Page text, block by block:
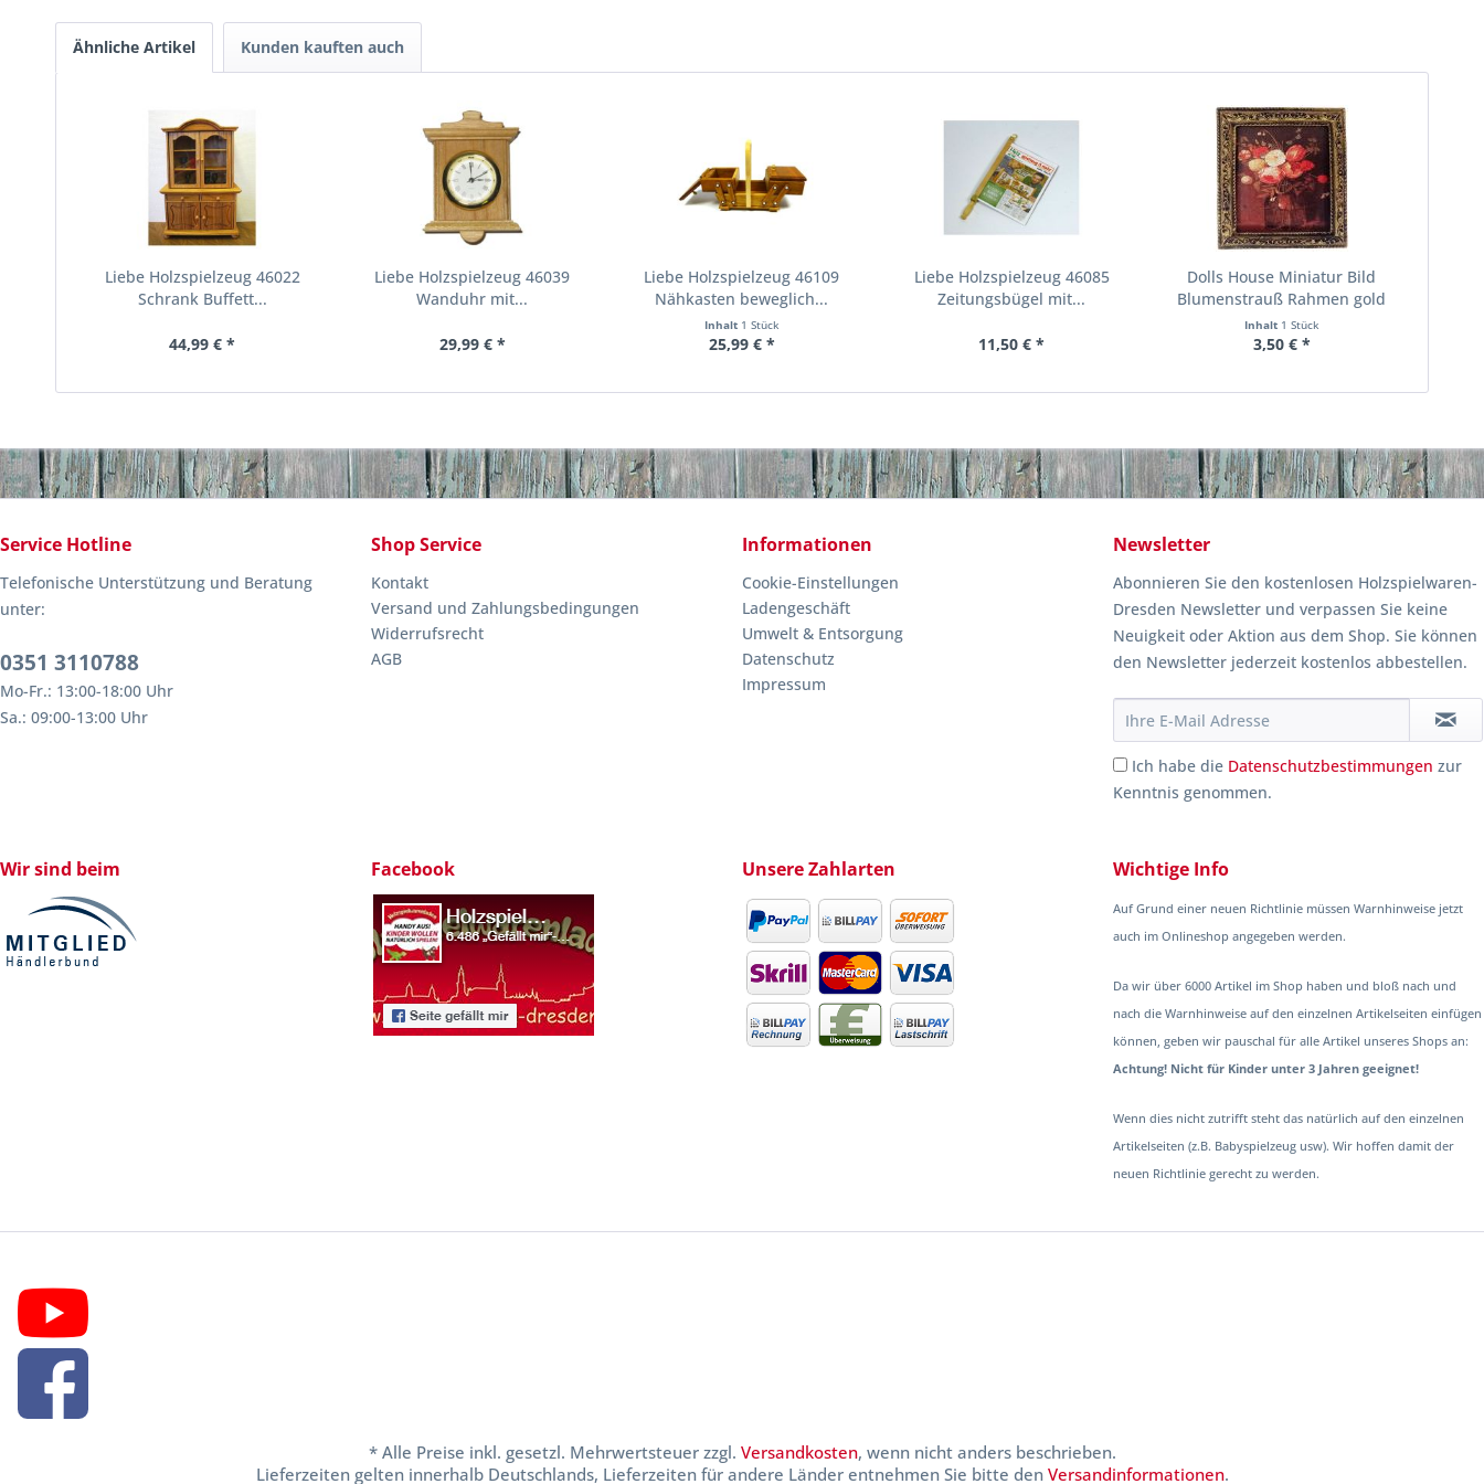
Ähnliche Artikel Kunden kauften auch
Liebe Holzspielzeug 46022
Schrank Buffett...
44,99 € *
Liebe Holzspielzeug 46039
Wanduhr mit...
29,99 € *
Liebe Holzspielzeug 46109
Nähkasten beweglich...
Inhalt 1 Stück
25,99 € *
Liebe Holzspielzeug 46085
Zeitungsbügel mit...
11,50 € *
Dolls House Miniatur Bild
Blumenstrauß Rahmen gold
Inhalt 1 Stück
3,50 € *
Service Hotline
Telefonische Unterstützung und Beratung
unter:
0351 3110788
Mo-Fr.: 13:00-18:00 Uhr
Sa.: 09:00-13:00 Uhr
Shop Service
Kontakt
Versand und Zahlungsbedingungen
Widerrufsrecht
AGB
Informationen
Cookie-Einstellungen
Ladengeschäft
Umwelt & Entsorgung
Datenschutz
Impressum
Newsletter
Abonnieren Sie den kostenlosen Holzspielwaren-
Dresden Newsletter und verpassen Sie keine
Neuigkeit oder Aktion aus dem Shop. Sie können
den Newsletter jederzeit kostenlos abbestellen.
Ich habe die Datenschutzbestimmungen zur
Kenntnis genommen.
Wir sind beim Facebook Unsere Zahlarten Wichtige Info
Auf Grund einer neuen Richtlinie müssen Warnhinweise jetzt
auch im Onlineshop angegeben werden.
Da wir über 6000 Artikel im Shop haben und bloß nach und
nach die Warnhinweise auf den einzelnen Artikelseiten einfügen
können, geben wir pauschal für alle Artikel unseres Shops an:
Achtung! Nicht für Kinder unter 3 Jahren geeignet!
Wenn dies nicht zutrifft steht das natürlich auf den einzelnen
Artikelseiten (z.B. Babyspielzeug usw). Wir hoffen damit der
neuen Richtlinie gerecht zu werden.
* Alle Preise inkl. gesetzl. Mehrwertsteuer zzgl. Versandkosten, wenn nicht anders beschrieben.
Lieferzeiten gelten innerhalb Deutschlands, Lieferzeiten für andere Länder entnehmen Sie bitte den Versandinformationen.